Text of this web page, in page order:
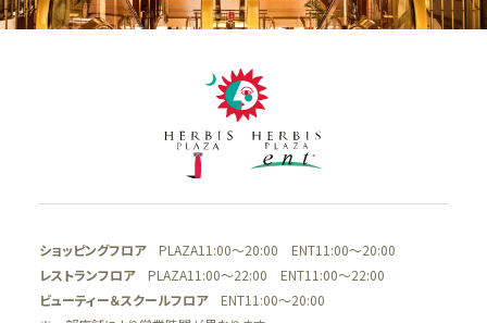
ショッピングフロアPLAZA11:00～20:00 ENT11:00～20:00
レストランフロアPLAZA11:00～22:00 ENT11:00～22:00
ビューティー＆スクールフロアENT11:00～20:00